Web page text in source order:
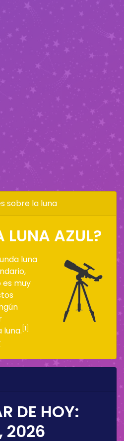
sobre la luna
LUNA AZUL?
luna
es muy
luna. [1]
DE HOY:
2026